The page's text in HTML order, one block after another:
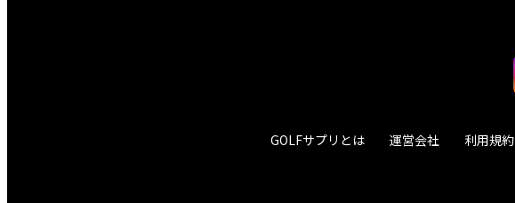
GOLFサプリとは 運営会社 利用規約